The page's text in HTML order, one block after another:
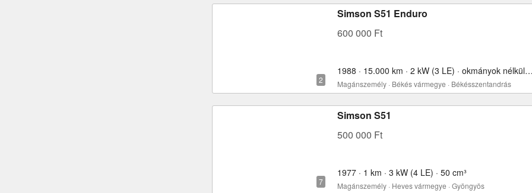
Simson S51 Enduro
600 000 Ft
1988 · 15.000 km · 2 kW (3 LE) · okmányok nélkül · 49 cm³
Magánszemély · Békés vármegye · Békésszentandrás
Simson S51
500 000 Ft
1977 · 1 km · 3 kW (4 LE) · 50 cm³
Magánszemély · Heves vármegye · Gyöngyös